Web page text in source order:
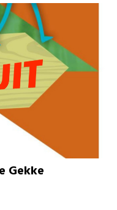
Gekke